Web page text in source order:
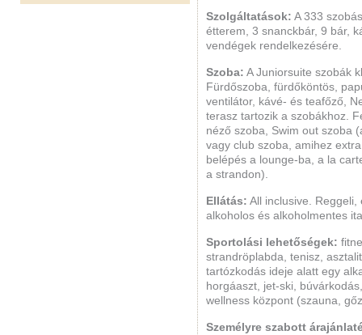
Szolgáltatások: A 333
étterem, 3 snanckbár, 9 bár,
vendégek rendelkezésére.
Szoba: A Juniorsuite szobák
Fürdőszoba, fürdőköntös,
ventilátor, kávé- és teafőző,
terasz tartozik a szobákhoz.
néző szoba, Swim out szoba
vagy club szoba, amihez
belépés a lounge-ba, a la
a strandon).
Ellátás: All inclusive.
alkoholos és alkoholmentes
Sportolási lehetőségek:
strandröplabda, tenisz,
tartózkodás ideje alatt egy
horgáaszt, jet-ski,
wellness központ (szauna,
Személyre szabott